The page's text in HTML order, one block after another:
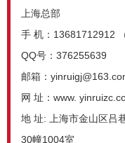
上海总部
手 机：13681712912
QQ号：376255639
邮箱：
网 址：www.
地 址: 上海市金山区吕
30幢1004室